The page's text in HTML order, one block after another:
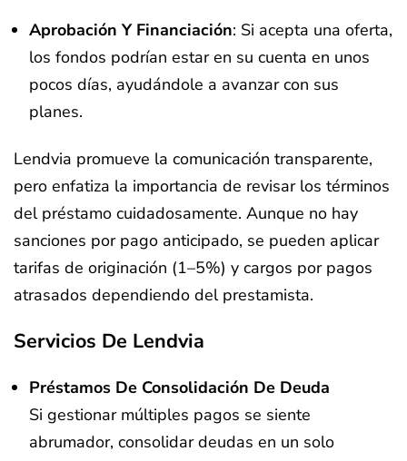
Aprobación Y Financiación: Si acepta una oferta,
los fondos podrían estar en su cuenta en unos
pocos días, ayudándole a avanzar con sus
planes.
Lendvia promueve la comunicación transparente,
pero enfatiza la importancia de revisar los términos
del préstamo cuidadosamente. Aunque no hay
sanciones por pago anticipado, se pueden aplicar
tarifas de originación (1–5%) y cargos por pagos
atrasados dependiendo del prestamista.
Servicios De Lendvia
Préstamos De Consolidación De Deuda
Si gestionar múltiples pagos se siente
abrumador, consolidar deudas en un solo